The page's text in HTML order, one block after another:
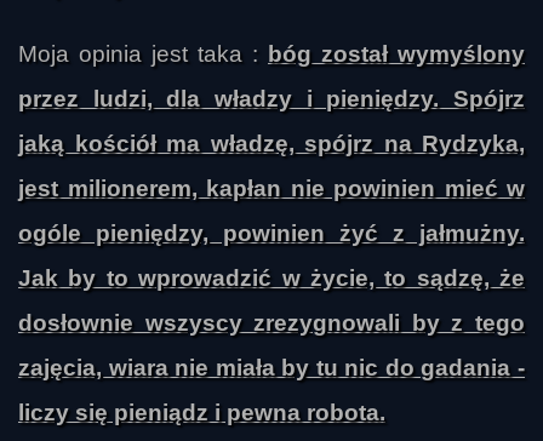
Moja opinia jest taka : bóg został wymyślony
przez ludzi, dla władzy i pieniędzy. Spójrz
jaką kościół ma władzę, spójrz na Rydzyka,
jest milionerem, kapłan nie powinien mieć w
ogóle pieniędzy, powinien żyć z jałmużny.
Jak by to wprowadzić w życie, to sądzę, że
dosłownie wszyscy zrezygnowali by z tego
zajęcia, wiara nie miała by tu nic do gadania -
liczy się pieniądz i pewna robota.